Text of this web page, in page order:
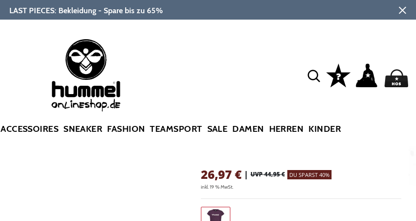
LAST PIECES: Bekleidung - Spare bis zu 65%
ACCESSOIRES SNEAKER FASHION TEAMSPORT SALE DAMEN HERREN KINDER
26,97€ | UVP 44,95 € DU SPARST 40%
inkl. 19 % MwSt.